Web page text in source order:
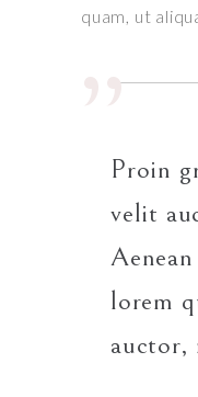
quam, ut
Proin
velit
lorem